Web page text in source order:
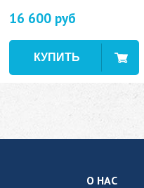
16 600 руб
О НАС